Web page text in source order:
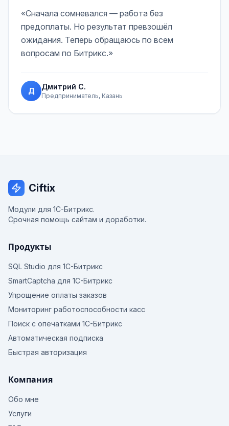
«Сначала сомневался — работа без
предоплаты. Но результат превзошёл
ожидания. Теперь обращаюсь по всем
вопросам по Битрикс.»
Д Дмитрий С.
Предприниматель, Казань
Ciftix
Модули для 1С-Битрикс.
Срочная помощь сайтам и доработки.
Продукты
SQL Studio для 1С-Битрикс
SmartCaptcha для 1С-Битрикс
Упрощение оплаты заказов
Мониторинг работоспособности касс
Поиск с опечатками 1С-Битрикс
Автоматическая подписка
Быстрая авторизация
Компания
Обо мне
Услуги